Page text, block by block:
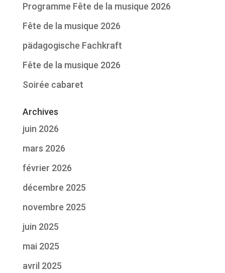
Programme Fête de la musique 2026
Fête de la musique 2026
pädagogische Fachkraft
Fête de la musique 2026
Soirée cabaret
Archives
juin 2026
mars 2026
février 2026
décembre 2025
novembre 2025
juin 2025
mai 2025
avril 2025